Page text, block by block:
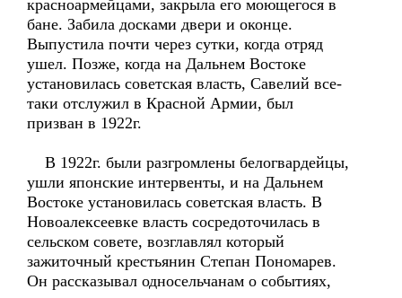
красноармейцами, закрыла его моющегося в
бане. Забила досками двери и оконце.
Выпустила почти через сутки, когда отряд
ушел. Позже, когда на Дальнем Востоке
установилась советская власть, Савелий все-
таки отслужил в Красной Армии, был
призван в 1922г.
В 1922г. были разгромлены белогвардейцы,
ушли японские интервенты, и на Дальнем
Востоке установилась советская власть. В
Новоалексеевке власть сосредоточилась в
сельском совете, возглавлял который
зажиточный крестьянин Степан Пономарев.
Он рассказывал односельчанам о событиях,